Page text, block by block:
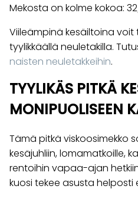
Mekosta on kolme kokoa:
Viileämpinä kesäiltoina
tyylikkäällä neuletakilla.
naisten neuletakkeihin.
TYYLIKÄS PITKÄ
MONIPUOLISEEN
Tämä pitkä viskoosimekko
kesäjuhliin, lomamatkoille,
rentoihin vapaa-ajan
kuosi tekee asusta helposti